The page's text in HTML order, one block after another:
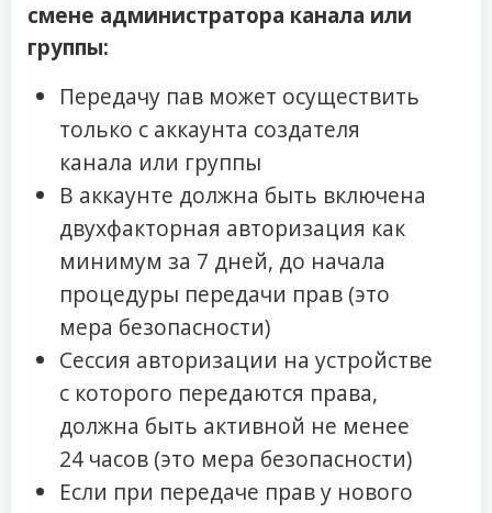
смене администратора канала или
группы:
Передачу пав может осуществить
только с аккаунта создателя
канала или группы
В аккаунте должна быть включена
двухфакторная авторизация как
минимум за 7 дней, до начала
процедуры передачи прав (это
мера безопасности)
Сессия авторизации на устройстве
с которого передаются права,
должна быть активной не менее
24 часов (это мера безопасности)
Если при передаче прав у нового